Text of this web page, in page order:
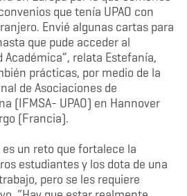
que tenía UPAO con
Envié algunas cartas para
que pude acceder al
Académica”, relata Estefanía,
prácticas, por medio de la
de Asociaciones de
(IFMSA- UPAO) en Hannover
(Francia).
un reto que fortalece la
estudiantes y los dota de una
pero se les requiere